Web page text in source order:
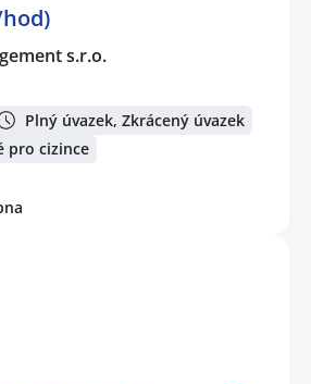
s.r.o.
Plný úvazek, Zkrácený úvazek
pro cizince